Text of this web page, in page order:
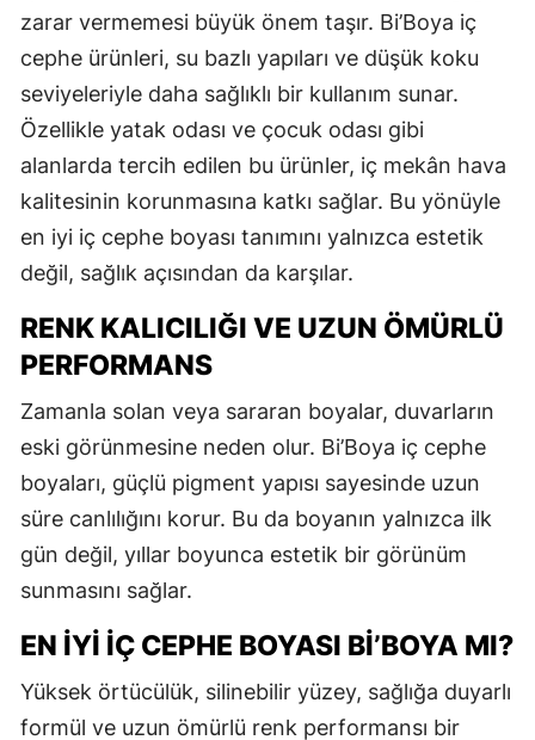
zarar vermemesi büyük önem taşır. Bi’Boya iç
cephe ürünleri, su bazlı yapıları ve düşük koku
seviyeleriyle daha sağlıklı bir kullanım sunar.
Özellikle yatak odası ve çocuk odası gibi
alanlarda tercih edilen bu ürünler, iç mekân hava
kalitesinin korunmasına katkı sağlar. Bu yönüyle
en iyi iç cephe boyası tanımını yalnızca estetik
değil, sağlık açısından da karşılar.
RENK KALICILIĞI VE UZUN ÖMÜRLÜ
PERFORMANS
Zamanla solan veya sararan boyalar, duvarların
eski görünmesine neden olur. Bi’Boya iç cephe
boyaları, güçlü pigment yapısı sayesinde uzun
süre canlılığını korur. Bu da boyanın yalnızca ilk
gün değil, yıllar boyunca estetik bir görünüm
sunmasını sağlar.
EN İYI İÇ CEPHE BOYASI BI’BOYA MI?
Yüksek örtücülük, silinebilir yüzey, sağlığa duyarlı
formül ve uzun ömürlü renk performansı bir